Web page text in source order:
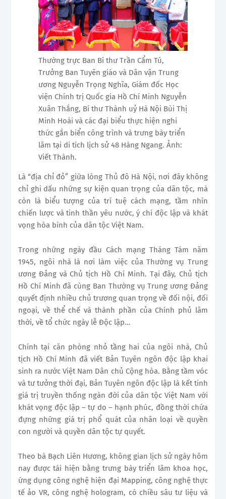
Thường trực Ban Bí thư Trần Cẩm Tú,
Trưởng Ban Tuyên giáo và Dân vận Trung
ương Nguyễn Trọng Nghĩa, Giám đốc Học
viện Chính trị Quốc gia Hồ Chí Minh Nguyễn
Xuân Thắng, Bí thư Thành uỷ Hà Nội Bùi Thị
Minh Hoài và các đại biểu thực hiện nghi
thức gắn biển công trình và trưng bày triển
lãm tại di tích lịch sử 48 Hàng Ngang. Ảnh:
Viết Thành.
Là “địa chỉ đỏ” giữa lòng Thủ đô Hà Nội, nơi đây không
chỉ ghi dấu những sự kiện quan trọng của dân tộc, mà
còn là biểu tượng của trí tuệ cách mạng, tầm nhìn
chiến lược và tinh thần yêu nước, ý chí độc lập và khát
vọng hòa bình của dân tộc Việt Nam.
Trong những ngày đầu Cách mạng Tháng Tám năm
1945, ngôi nhà là nơi làm việc của Thường vụ Trung
ương Đảng và Chủ tịch Hồ Chí Minh. Tại đây, Chủ tịch
Hồ Chí Minh đã cùng Ban Thường vụ Trung ương Đảng
quyết định nhiều chủ trương quan trọng về đối nội, đối
ngoại, về thể chế và thành phần của Chính phủ lâm
thời, về tổ chức ngày lễ Độc lập…
Chính tại căn phòng nhỏ tầng hai của ngôi nhà, Chủ
tịch Hồ Chí Minh đã viết Bản Tuyên ngôn độc lập khai
sinh ra nước Việt Nam Dân chủ Cộng hòa. Bằng tầm vóc
và tư tưởng thời đại, Bản Tuyên ngôn độc lập là kết tinh
giá trị truyền thống ngàn đời của dân tộc Việt Nam với
khát vọng độc lập – tự do – hạnh phúc, đồng thời chứa
đựng những giá trị phổ quát của nhân loại về quyền
con người và quyền dân tộc tự quyết.
Theo bà Bạch Liên Hương, không gian lịch sử ngày hôm
nay được tái hiện bằng trưng bày triển lãm khoa học,
ứng dụng công nghệ hiện đại Mapping, công nghệ thực
tế ảo VR, công nghệ hologram, có chiều sâu tư liệu và